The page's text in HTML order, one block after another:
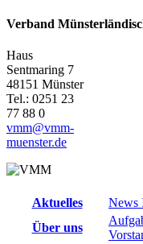
Verband
Haus
Sentmaring 7
48151 Münster
Tel.: 0251 23
77 88 0
vmm@vmm-
muenster.de
Aktuelles
News
Über uns